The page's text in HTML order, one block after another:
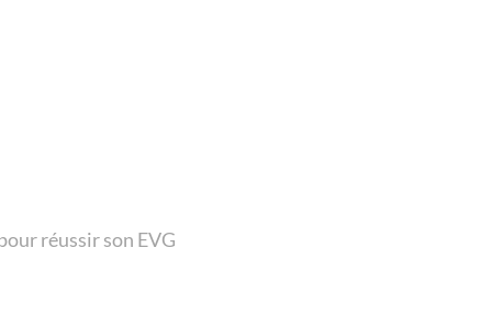
réussir son EVG